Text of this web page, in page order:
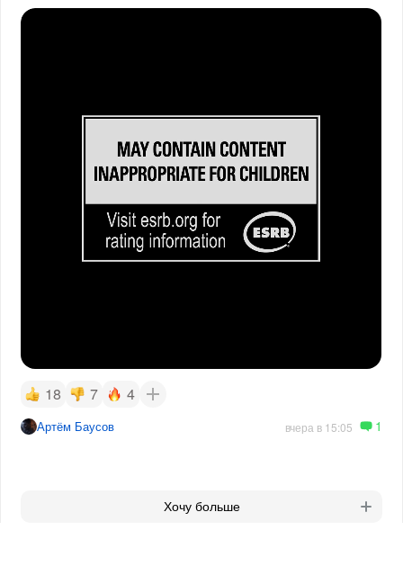
18 7 4
Артём Баусов вчера в 15:05 1
Хочу больше